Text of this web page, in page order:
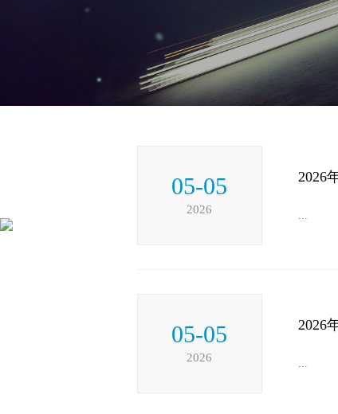
05-05
2026
2026
05-05
2026
2026